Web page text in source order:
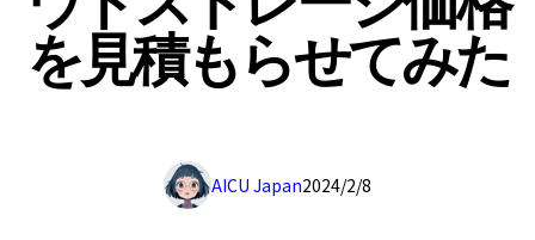
を見積もらせてみた
2024/2/8
AICU Japan